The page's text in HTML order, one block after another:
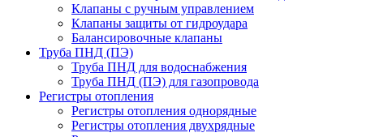
Клапаны с ручным управлением
Клапаны защиты от гидроудара
Балансировочные клапаны
Труба ПНД (ПЭ)
Труба ПНД для водоснабжения
Труба ПНД (ПЭ) для газопровода
Регистры отопления
Регистры отопления однорядные
Регистры отопления двухрядные